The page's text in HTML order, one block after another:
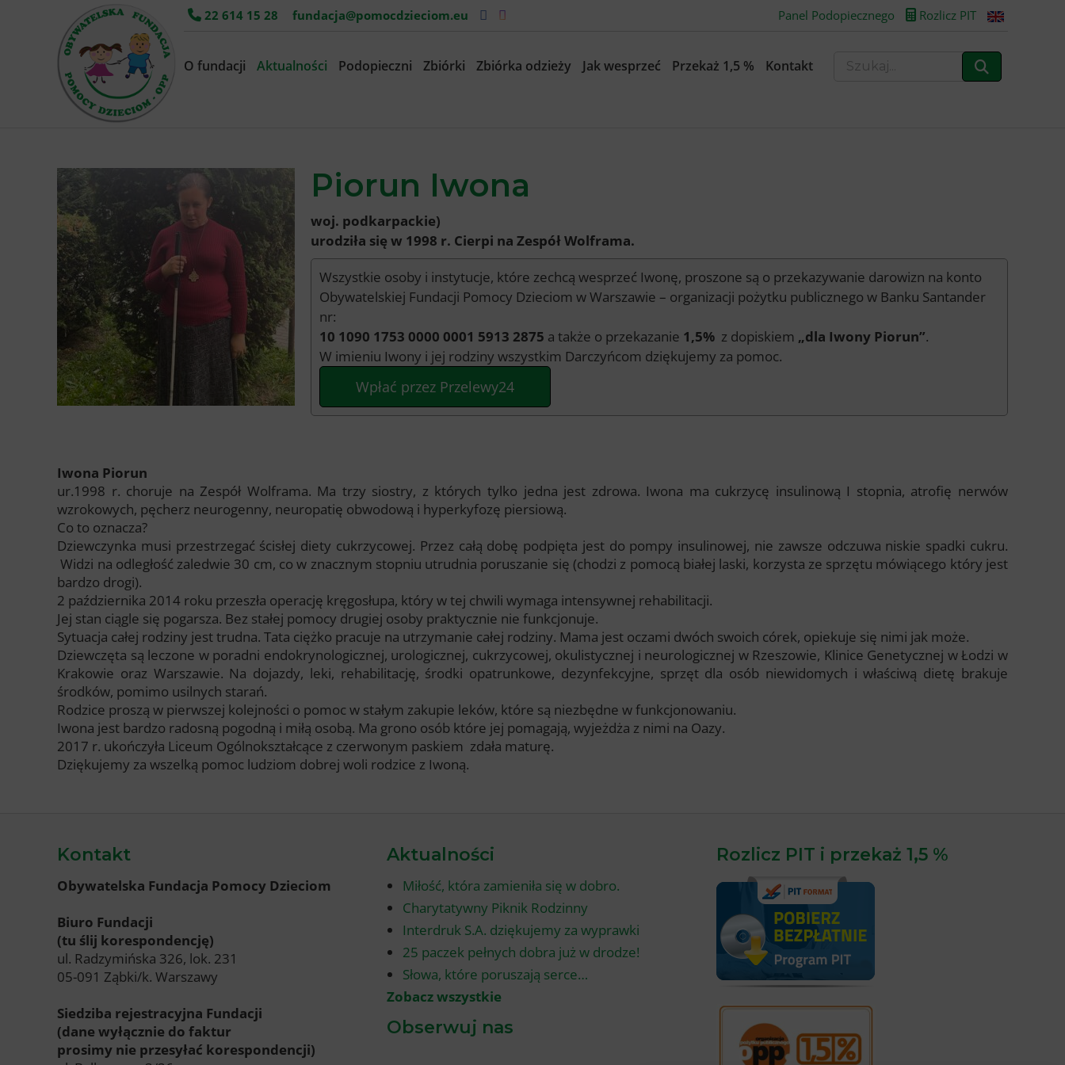
22 614 15 28 fundacja@pomocdzieciom.eu Panel Podopiecznego Rozlicz PIT
O fundacji Aktualności Podopieczni Zbiórki Zbiórka odzieży Jak wesprzeć Przekaż 1,5 % Kontakt
Piorun Iwona
woj. podkarpackie)
urodziła się w 1998 r. Cierpi na Zespół Wolframa.
Wszystkie osoby i instytucje, które zechcą wesprzeć Iwonę, proszone są o przekazywanie darowizn na konto
Obywatelskiej Fundacji Pomocy Dzieciom w Warszawie – organizacji pożytku publicznego w Banku Santander
nr:
10 1090 1753 0000 0001 5913 2875 a także o przekazanie 1,5% z dopiskiem „dla Iwony Piorun”.
W imieniu Iwony i jej rodziny wszystkim Darczyńcom dziękujemy za pomoc.
Wpłać przez Przelewy24
Iwona Piorun
ur.1998 r. choruje na Zespół Wolframa. Ma trzy siostry, z których tylko jedna jest zdrowa. Iwona ma cukrzycę insulinową I stopnia, atrofię nerwów
wzrokowych, pęcherz neurogenny, neuropatię obwodową i hyperkyfozę piersiową.
Co to oznacza?
Dziewczynka musi przestrzegać ścisłej diety cukrzycowej. Przez całą dobę podpięta jest do pompy insulinowej, nie zawsze odczuwa niskie spadki cukru.
Widzi na odległość zaledwie 30 cm, co w znacznym stopniu utrudnia poruszanie się (chodzi z pomocą białej laski, korzysta ze sprzętu mówiącego który jest
bardzo drogi).
2 października 2014 roku przeszła operację kręgosłupa, który w tej chwili wymaga intensywnej rehabilitacji.
Jej stan ciągle się pogarsza. Bez stałej pomocy drugiej osoby praktycznie nie funkcjonuje.
Sytuacja całej rodziny jest trudna. Tata ciężko pracuje na utrzymanie całej rodziny. Mama jest oczami dwóch swoich córek, opiekuje się nimi jak może.
Dziewczęta są leczone w poradni endokrynologicznej, urologicznej, cukrzycowej, okulistycznej i neurologicznej w Rzeszowie, Klinice Genetycznej w Łodzi w
Krakowie oraz Warszawie. Na dojazdy, leki, rehabilitację, środki opatrunkowe, dezynfekcyjne, sprzęt dla osób niewidomych i właściwą dietę brakuje
środków, pomimo usilnych starań.
Rodzice proszą w pierwszej kolejności o pomoc w stałym zakupie leków, które są niezbędne w funkcjonowaniu.
Iwona jest bardzo radosną pogodną i miłą osobą. Ma grono osób które jej pomagają, wyjeżdża z nimi na Oazy.
2017 r. ukończyła Liceum Ogólnokształcące z czerwonym paskiem zdała maturę.
Dziękujemy za wszelką pomoc ludziom dobrej woli rodzice z Iwoną.
Kontakt
Obywatelska Fundacja Pomocy Dzieciom
Biuro Fundacji
(tu ślij korespondencję)
ul. Radzymińska 326, lok. 231
05-091 Ząbki/k. Warszawy
Siedziba rejestracyjna Fundacji
(dane wyłącznie do faktur
prosimy nie przesyłać korespondencji)
Aktualności
Miłość, która zamieniła się w dobro.
Charytatywny Piknik Rodzinny
Interdruk S.A. dziękujemy za wyprawki
25 paczek pełnych dobra już w drodze!
Słowa, które poruszają serce…
Zobacz wszystkie
Obserwuj nas
Rozlicz PIT i przekaż 1,5 %